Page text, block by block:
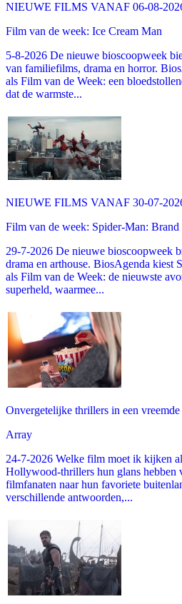
NIEUWE FILMS VANAF 06-08-
Film van de week: Ice Cream Man
5-8-2026 De nieuwe bioscoopweek
van familiefilms, drama en horror.
als Film van de Week: een
dat de warmste...
NIEUWE FILMS VANAF 30-07-
Film van de week: Spider-Man:
29-7-2026 De nieuwe bioscoopweek
drama en arthouse. BiosAgenda kiest
als Film van de Week: de nieuwste
superheld, waarmee...
Onvergetelijke thrillers in een
Array
24-7-2026 Welke film moet ik kijken
Hollywood-thrillers hun glans hebben
filmfanaten naar hun favoriete
verschillende antwoorden,...